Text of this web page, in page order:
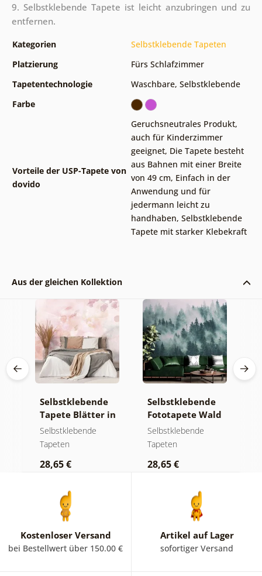
9. Selbstklebende Tapete ist leicht anzubringen und zu
entfernen.
Kategorien
Selbstklebende Tapeten
Platzierung
Fürs Schlafzimmer
Tapetentechnologie
Waschbare, Selbstklebende
Farbe
Vorteile der USP-Tapete von
dovido
Geruchsneutrales Produkt,
auch für Kinderzimmer
geeignet, Die Tapete besteht
aus Bahnen mit einer Breite
von 49 cm, Einfach in der
Anwendung und für
jedermann leicht zu
handhaben, Selbstklebende
Tapete mit starker Klebekraft
Aus der gleichen Kollektion
Selbstklebende
Tapete Blätter in
Pastelltönen
Selbstklebende
Tapeten
28,65 €
Selbstklebende
Fototapete Wald
im Nebel
Selbstklebende
Tapeten
28,65 €
Kostenloser Versand
bei Bestellwert über 150.00 €
Artikel auf Lager
sofortiger Versand